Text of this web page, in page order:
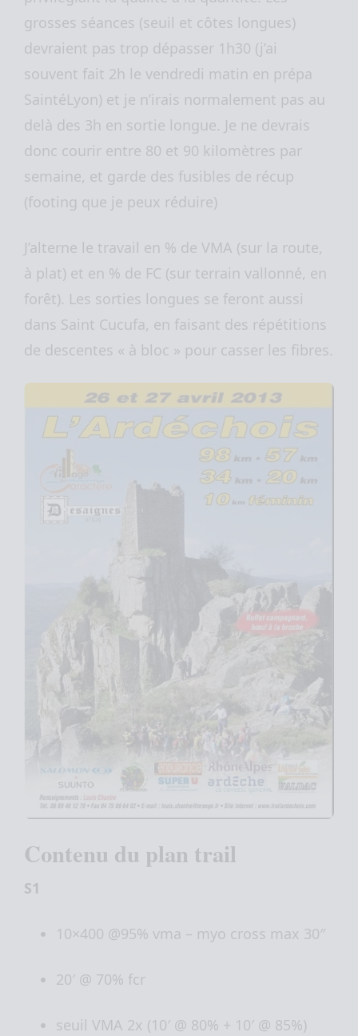
grosses séances (seuil et côtes longues)
devraient pas trop dépasser 1h30 (j’ai
souvent fait 2h le vendredi matin en prépa
SaintéLyon) et je n’irais normalement pas au
delà des 3h en sortie longue. Je ne devrais
donc courir entre 80 et 90 kilomètres par
semaine, et garde des fusibles de récup
(footing que je peux réduire)
J’alterne le travail en % de VMA (sur la route,
à plat) et en % de FC (sur terrain vallonné, en
forêt). Les sorties longues se feront aussi
dans Saint Cucufa, en faisant des répétitions
de descentes « à bloc » pour casser les fibres.
Contenu du plan trail
S1
10×400 @95% vma – myo cross max 30″
20′ @ 70% fcr
seuil VMA 2x (10′ @ 80% + 10′ @ 85%)